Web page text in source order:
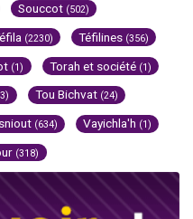
Souccot (502)
(2230) Téfilines (356)
(1) Torah et société (1)
Tou Bichvat (24)
(634) Vayichla'h (1)
(318)